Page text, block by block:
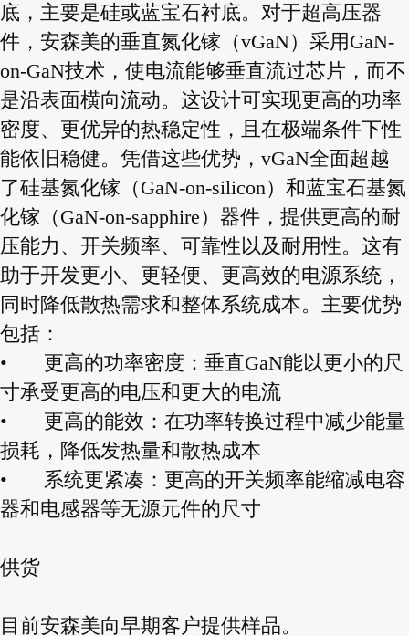
底，主要是硅或蓝宝石衬底。对于超高压器
件，安森美的垂直氮化镓（vGaN）采用GaN-
on-GaN技术，使电流能够垂直流过芯片，而不
是沿表面横向流动。这设计可实现更高的功率
密度、更优异的热稳定性，且在极端条件下性
能依旧稳健。凭借这些优势，vGaN全面超越
了硅基氮化镓（GaN-on-silicon）和蓝宝石基氮
化镓（GaN-on-sapphire）器件，提供更高的耐
压能力、开关频率、可靠性以及耐用性。这有
助于开发更小、更轻便、更高效的电源系统，
同时降低散热需求和整体系统成本。主要优势
包括：
•
更高的功率密度：垂直GaN能以更小的尺
寸承受更高的电压和更大的电流
•
更高的能效：在功率转换过程中减少能量
损耗，降低发热量和散热成本
•
系统更紧凑：更高的开关频率能缩减电容
器和电感器等无源元件的尺寸
供货
目前安森美向早期客户提供样品。